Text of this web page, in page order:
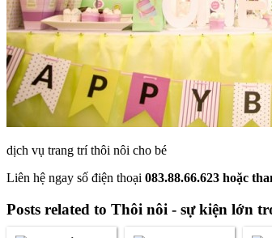
dịch vụ trang trí thôi nôi cho bé
Liên hệ ngay số điện thoại 083.88.66.623 hoặc
Posts related to Thôi nôi - sự kiện lớn